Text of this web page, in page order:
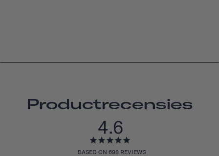
Productrecensies
4.6
BASED ON 698 REVIEWS